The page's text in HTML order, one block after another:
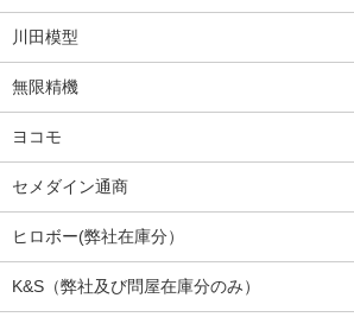
川田模型
無限精機
ヨコモ
セメダイン通商
ヒロボー(弊社在庫分）
K&S（弊社及び問屋在庫分のみ）